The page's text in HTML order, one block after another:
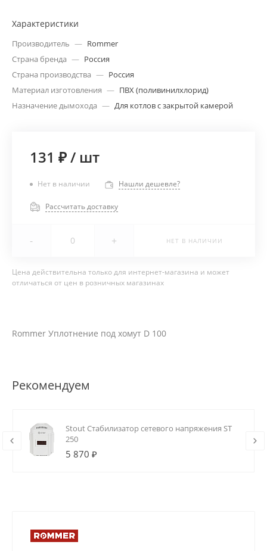
Характеристики
Производитель — Rommer
Страна бренда — Россия
Страна производства — Россия
Материал изготовления — ПВХ (поливинилхлорид)
Назначение дымохода — Для котлов с закрытой камерой
131 ₽/ шт
Нет в наличии Нашли дешевле?
Рассчитать доставку
- + НЕТ В НАЛИЧИИ
Цена действительна только для интернет-магазина и может
отличаться от цен в розничных магазинах
Rommer Уплотнение под хомут D 100
Рекомендуем
Stout Стабилизатор сетевого напряжения ST
250
5 870 ₽